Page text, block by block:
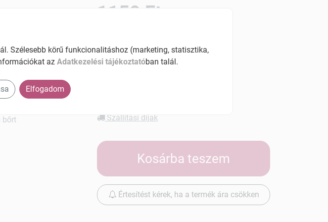
tüneteinek
bőrt
1159 Ft
Készletinformáció:
Szállítási díjak
Kosárba teszem
Értesítést kérek, ha a termék ára csökken
Szélesebb körű funkcionalitáshoz (marketing, statisztika,
az Adatkezelési tájékoztatóban talál.
Elfogadom